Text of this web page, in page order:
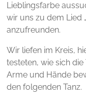
Lieblingsfarbe
wir uns zu dem Lied
anzufreunden.
Wir liefen im Kreis,
testeten, wie sich
Arme und Hände
den folgenden Tanz.